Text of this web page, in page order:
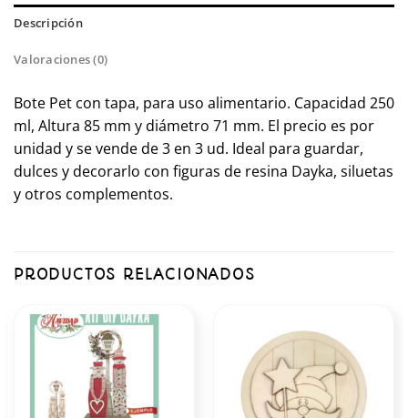
Descripción
Valoraciones (0)
Bote Pet con tapa, para uso alimentario. Capacidad 250
ml, Altura 85 mm y diámetro 71 mm. El precio es por
unidad y se vende de 3 en 3 ud. Ideal para guardar,
dulces y decorarlo con figuras de resina Dayka, siluetas
y otros complementos.
PRODUCTOS RELACIONADOS